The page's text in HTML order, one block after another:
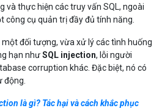
và thực hiện các truy vấn SQL, ngoài
công cụ quản trị đầy đủ tính năng.
một đối tượng, vừa xử lý các tình huống
hạn nhưSQL injection, lỗi người
corruption khác. Đặc biệt, nó có
động.
là gì? Tác hại và cách khắc phục